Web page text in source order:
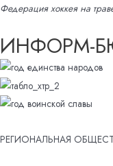
Федерация хоккея на
ИНФОРМ-
РЕГИОНАЛЬНАЯ